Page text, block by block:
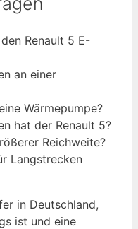
Renault 5 E-
an einer
Wärmepumpe?
hat der Renault 5?
Reichweite?
Langstrecken
in Deutschland,
ist und eine